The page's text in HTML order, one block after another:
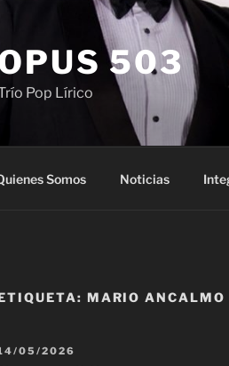
503
Pop Lírico
Somos Noticias
MARIO ANCALMO
05/2026